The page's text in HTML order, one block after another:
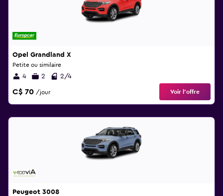
Opel Grandland X
Petite ou similaire
4 2 2/4
C$ 70 /jour Voir l’offre
Peugeot 3008